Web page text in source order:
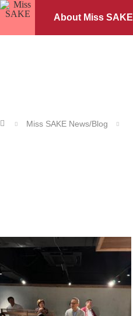
About Miss SAKE
ホーム Miss SAKE News/Blog